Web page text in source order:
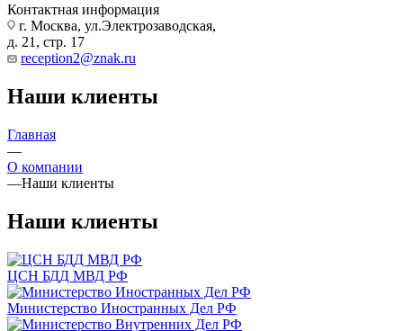
Контактная информация
г. Москва, ул.Электрозаводская,
д. 21, стр. 17
reception2@znak.ru
Наши клиенты
Главная
—
О компании
—Наши клиенты
Наши клиенты
ЦСН БДД МВД РФ
Министерство Иностранных Дел РФ